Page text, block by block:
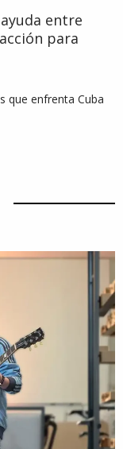
entre
para
que enfrenta Cuba